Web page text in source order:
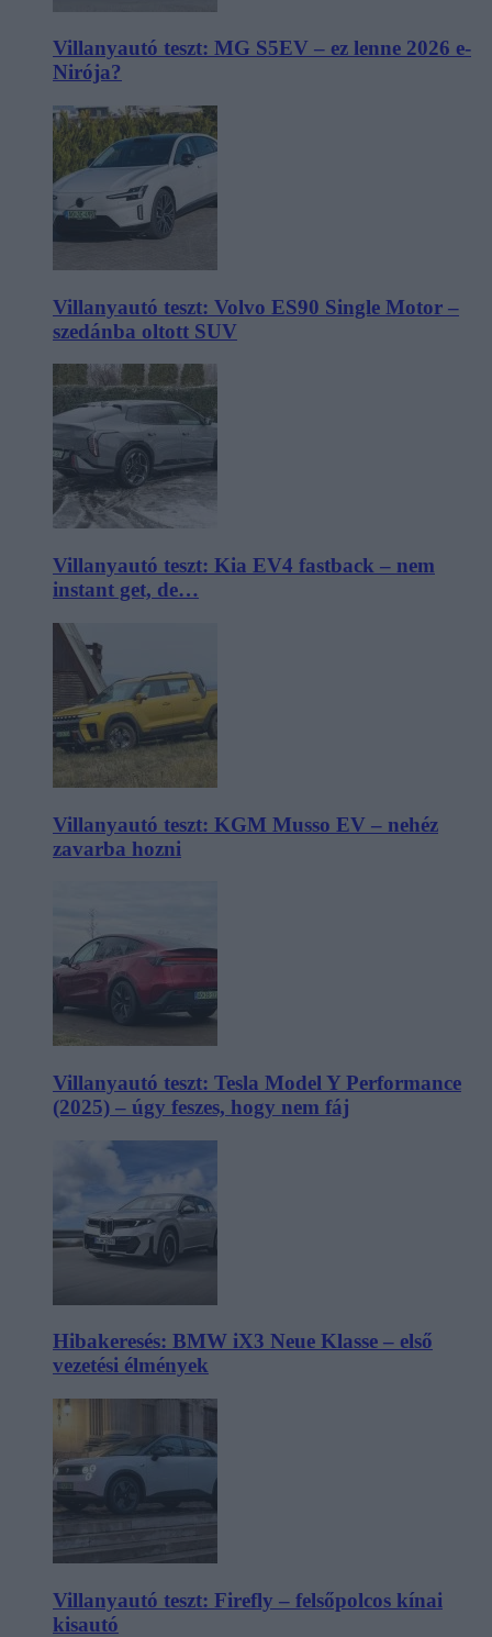
Villanyautó teszt: MG S5EV – ez lenne 2026 e-
Nirója?
Villanyautó teszt: Volvo ES90 Single Motor –
szedánba oltott SUV
Villanyautó teszt: Kia EV4 fastback – nem
instant get, de…
Villanyautó teszt: KGM Musso EV – nehéz
zavarba hozni
Villanyautó teszt: Tesla Model Y Performance
(2025) – úgy feszes, hogy nem fáj
Hibakeresés: BMW iX3 Neue Klasse – első
vezetési élmények
Villanyautó teszt: Firefly – felsőpolcos kínai
kisautó